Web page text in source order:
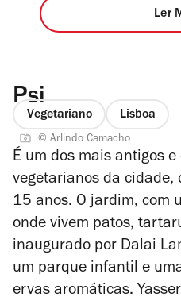
Ler
Psi
Vegetariano Lisboa
© Arlindo Camacho
É um dos mais antigos
vegetarianos da cidade,
15 anos. O jardim, com
onde vivem patos,
inaugurado por Dalai
um parque infantil e
ervas aromáticas.